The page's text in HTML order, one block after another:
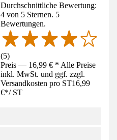
Durchschnittliche Bewertung:
4 von 5 Sternen. 5
Bewertungen.
(5)
Preis — 16,99 € * Alle Preise
inkl. MwSt. und ggf. zzgl.
Versandkosten pro ST16,99
€*/ ST